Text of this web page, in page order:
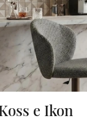
e Ikon